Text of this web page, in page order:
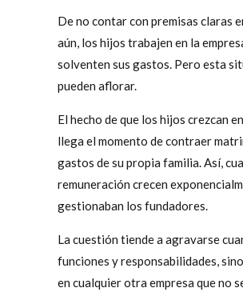
De no contar con premisas claras
aún, los hijos trabajen en la
solventen sus gastos. Pero esta
pueden aflorar.
El hecho de que los hijos crezcan
llega el momento de contraer
gastos de su propia familia. Así,
remuneración crecen
gestionaban los fundadores.
La cuestión tiende a agravarse
funciones y responsabilidades,
en cualquier otra empresa que no